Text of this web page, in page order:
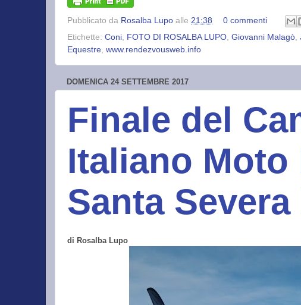
Pubblicato da Rosalba Lupo alle 21:38
0 commenti
Etichette: Coni FOTO DI ROSALBA LUPO Giovanni Malagò
Equestre www.rendezvousweb.info
DOMENICA 24 SETTEMBRE 2017
Finale del
Italiano Moto
Santa Severa
di Rosalba Lupo